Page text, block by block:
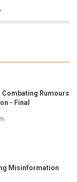
Combating Rumours
- Final
Misinformation